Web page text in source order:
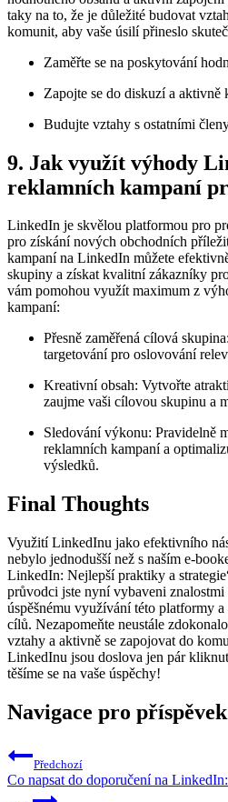
taky na to, že je důležité budovat
komunit, aby vaše úsilí přineslo
Zaměřte se na poskytování
Zapojte se do diskuzí a aktivně
Budujte vztahy s ostatními
9. Jak využít výhody
reklamních kampaní
LinkedIn je skvělou platformou pro
pro získání nových obchodních
kampaní na LinkedIn můžete
skupiny a získat kvalitní zákazníky
vám pomohou využít maximum z
kampaní:
Přesně zaměřená cílová
targetování pro oslovování
Kreativní obsah: Vytvořte
zaujme vaši cílovou skupinu a
Sledování výkonu: Pravidelně
reklamních kampaní a
výsledků.
Final Thoughts
Využití LinkedInu jako efektivního
nebylo jednodušší než s naším e-
LinkedIn: Nejlepší praktiky a
průvodci jste nyní vybaveni
úspěšnému využívání této platformy
cílů. Nezapomeňte neustále
vztahy a aktivně se zapojovat do
LinkedInu jsou doslova jen pár
těšíme se na vaše úspěchy!
Navigace pro příspěvek
Předchozí
Co napsat do doporučení na